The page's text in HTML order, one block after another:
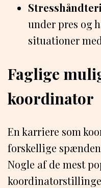
under pres og
situationer
Faglige
koordinator
En karriere som
forskellige
Nogle af de mest